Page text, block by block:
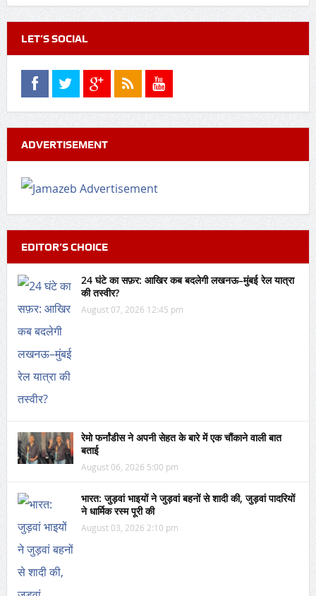
LET’S SOCIAL
ADVERTISEMENT
EDITOR’S CHOICE
24 घंटे का सफ़र: आखिर कब बदलेगी लखनऊ–मुंबई रेल यात्रा
की तस्वीर?
August 07, 2026 12:45 pm
रेमो फर्नांडीस ने अपनी सेहत के बारे में एक चौंकाने वाली बात
बताई
August 06, 2026 5:00 pm
भारत: जुड़वां भाइयों ने जुड़वां बहनों से शादी की, जुड़वां पादरियों
ने धार्मिक रस्म पूरी की
August 03, 2026 2:10 pm